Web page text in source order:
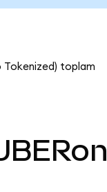
Tokenized) toplam